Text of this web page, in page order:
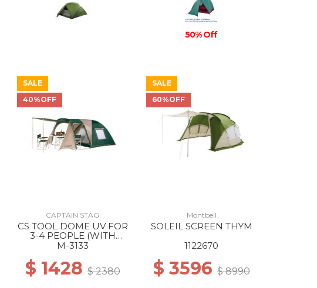
50% Off
SALE
40%OFF
CAPTAIN STAG
CS TOOL DOME UV FOR
3-4 PEOPLE (WITH
CARRY BAG) --
M-3133
$ 1428 $ 2380
SALE
60%OFF
Montbell
SOLEIL SCREEN THYM
1122670
$ 3596 $ 8990